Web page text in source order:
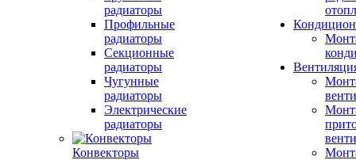
радиаторы
Профильные
радиаторы
Секционные
радиаторы
Чугунные
радиаторы
Электрические
радиаторы
Конвекторы